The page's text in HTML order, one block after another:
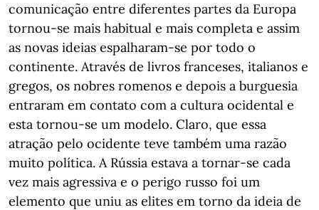
comunicação entre diferentes partes da Europa
tornou-se mais habitual e mais completa e assim
as novas ideias espalharam-se por todo o
continente. Através de livros franceses, italianos e
gregos, os nobres romenos e depois a burguesia
entraram em contato com a cultura ocidental e
esta tornou-se um modelo. Claro, que essa
atração pelo ocidente teve também uma razão
muito política. A Rússia estava a tornar-se cada
vez mais agressiva e o perigo russo foi um
elemento que uniu as elites em torno da ideia de